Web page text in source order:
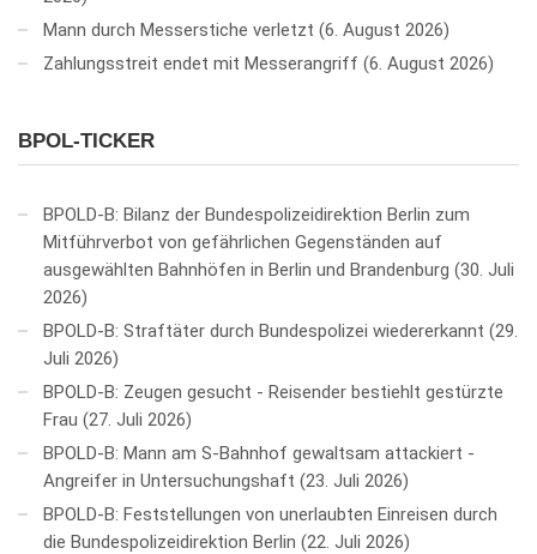
Mann durch Messerstiche verletzt 6. August 2026
Zahlungsstreit endet mit Messerangriff 6. August 2026
BPOL-TICKER
BPOLD-B: Bilanz der Bundespolizeidirektion Berlin zum
Mitführverbot von gefährlichen Gegenständen auf
ausgewählten Bahnhöfen in Berlin und Brandenburg 30. Juli
2026
BPOLD-B: Straftäter durch Bundespolizei wiedererkannt
29.
Juli 2026
BPOLD-B: Zeugen gesucht - Reisender bestiehlt gestürzte
Frau
27. Juli 2026
BPOLD-B: Mann am S-Bahnhof gewaltsam attackiert -
Angreifer in Untersuchungshaft
23. Juli 2026
BPOLD-B: Feststellungen von unerlaubten Einreisen durch
die Bundespolizeidirektion Berlin
22. Juli 2026